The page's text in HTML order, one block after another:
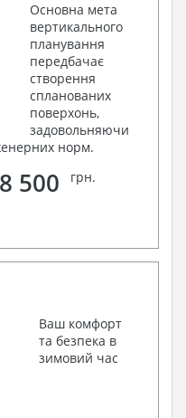
Основна мета
вертикального
планування
передбачає
створення
спланованих
поверхонь,
задовольняючи
норм.
8 500 грн.
Ваш комфорт
та безпека в
зимовий час